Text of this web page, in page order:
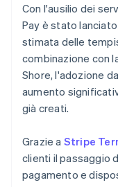
Con l'ausilio dei
Pay è stato
stimata delle
combinazione con
Shore, l'adozione
aumento
già creati.
Grazie a Stripe
clienti il passaggio
pagamento e